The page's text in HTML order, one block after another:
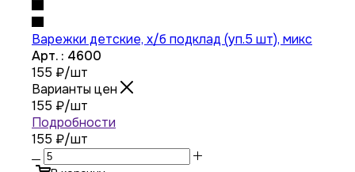
Варежки детские, х/б подклад (уп.5 шт), микс
Арт. : 4600
155 ₽/шт
Варианты цен
155 ₽/шт
Подробности
155 ₽/шт